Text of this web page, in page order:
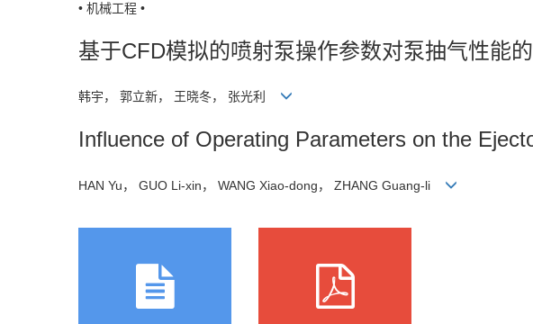
• 机械工程 •
基于CFD模拟的喷射泵操作参数对泵抽气性能
韩宇， 郭立新， 王晓冬， 张光利
Influence of Operating Parameters on the
HAN Yu， GUO Li-xin， WANG Xiao-dong， ZHANG Guang-li